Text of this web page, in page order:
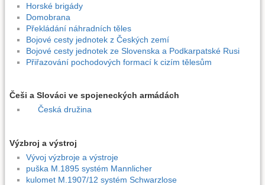
Horské brigády
Domobrana
Překládání náhradních těles
Bojové cesty jednotek z Českých zemí
Bojové cesty jednotek ze Slovenska a Podkarpatské Rusi
Přiřazování pochodových formací k cizím tělesům
Češi a Slováci ve spojeneckých armádách
Česká družina
Výzbroj a výstroj
Vývoj výzbroje a výstroje
puška M.1895 systém Mannlicher
kulomet M.1907/12 systém Schwarzlose